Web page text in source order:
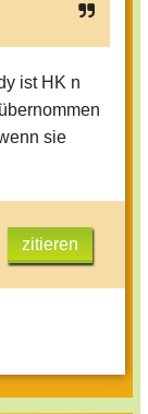
ist HK n
sie
zitieren